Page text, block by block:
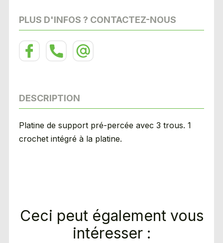
PLUS D'INFOS ? CONTACTEZ-NOUS
DESCRIPTION
Platine de support pré-percée avec 3 trous. 1
crochet intégré à la platine.
Ceci peut également vous
intéresser :